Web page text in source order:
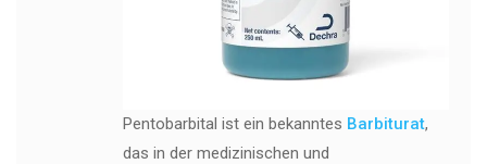
Pentobarbital ist ein bekanntes Barbiturat,
das in der medizinischen und